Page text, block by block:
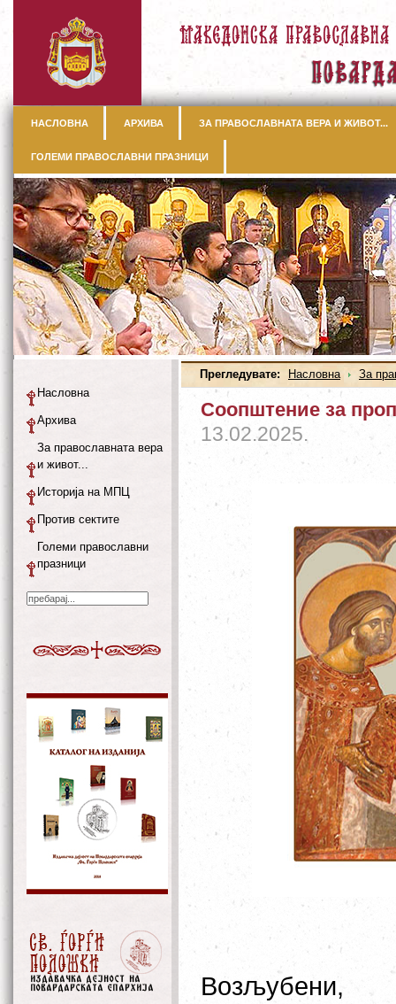
НАСЛОВНА АРХИВА ЗА ПРАВОСЛАВНАТА ВЕРА И ЖИВОТ...
ГОЛЕМИ ПРАВОСЛАВНИ ПРАЗНИЦИ
Прегледувате: Насловна За
Соопштение за
13.02.2025.
Возљубени,
Насловна
Архива
За православната вера
и живот...
Историја на МПЦ
Против сектите
Големи православни
празници